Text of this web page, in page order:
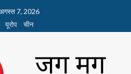
7, 2026
यूरोप
चीन